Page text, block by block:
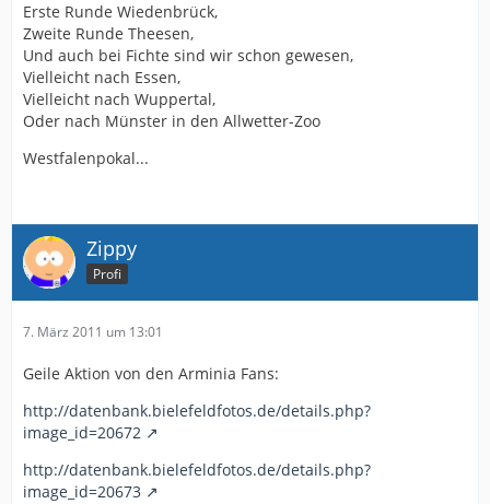
Erste Runde Wiedenbrück,
Zweite Runde Theesen,
Und auch bei Fichte sind wir schon gewesen,
Vielleicht nach Essen,
Vielleicht nach Wuppertal,
Oder nach Münster in den Allwetter-Zoo
Westfalenpokal...
Zippy
Profi
7. März 2011 um 13:01
Geile Aktion von den Arminia Fans:
http://datenbank.bielefeldfotos.de/details.php?
image_id=20672
http://datenbank.bielefeldfotos.de/details.php?
image_id=20673